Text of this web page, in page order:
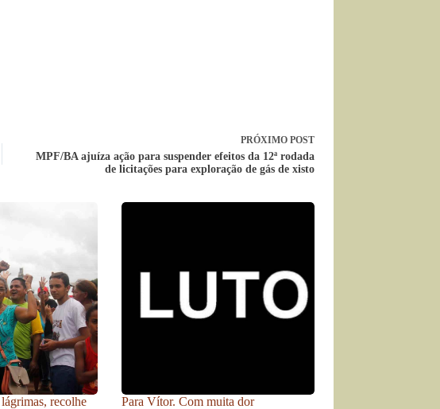
PRÓXIMO POST
MPF/BA ajuíza ação para suspender efeitos da 12ª rodada
de licitações para exploração de gás de xisto
recolhe
Para Vítor. Com muita dor